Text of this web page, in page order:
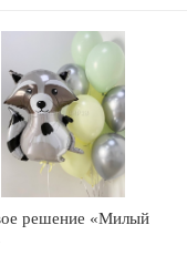
решение «Милый